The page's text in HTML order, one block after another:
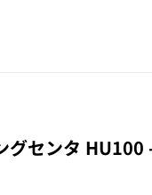
センタ HU100